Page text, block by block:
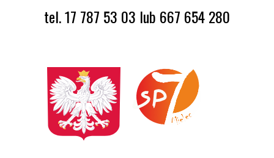
tel. 17 787 53 03 lub 667 654 280